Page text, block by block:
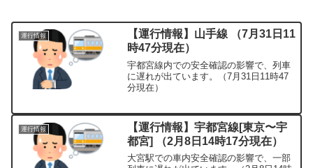
運行情報
【運行情報】山手線 （7月31日11
時47分現在）
宇都宮線内での安全確認の影響で、列車
に遅れが出ています。（7月31日11時47
分現在）
運行情報
【運行情報】宇都宮線[東京〜宇
都宮] （2月8日14時17分現在）
大宮駅での車内安全確認の影響で、一部